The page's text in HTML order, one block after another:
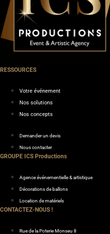
RESSOURCES
Votre événement
Nos solutions
Nos concepts
Demander un devis
Nous contacter
GROUPE ICS Productions
Agence événementielle & artistique
Décorations de ballons
Location de matériels
CONTACTEZ-NOUS !
Rue de la Poterie Monseu 8